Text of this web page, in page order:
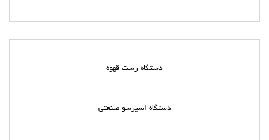
دستگاه رست قهوه
دستگاه اسپرسو صنعتی